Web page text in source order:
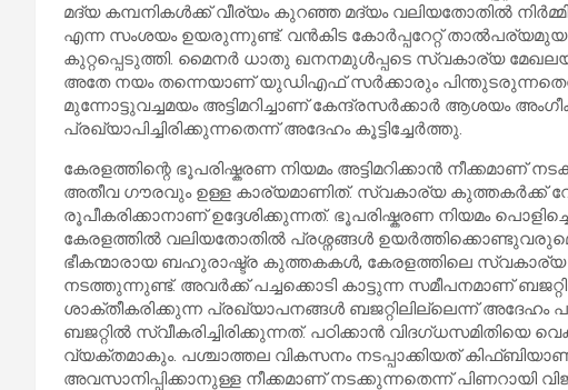
മദ്യ കമ്പനികൾക്ക് വീര്യം കുറഞ്ഞ മദ്യം വലിയതോതിൽ
എന്ന സംശയം ഉയരുന്നുണ്ട്. വൻകിട കോർപ്പറേറ്റ്
കുറ്റപ്പെടുത്തി. മൈനർ ധാതു ഖനനമുൾപ്പടെ സ്വകാര്യ
അതേ നയം തന്നെയാണ് യുഡിഎഫ് സർക്കാരും
മുന്നോട്ടുവച്ചമയം അട്ടിമറിച്ചാണ് കേന്ദ്രസർക്കാർ ആശയം
പ്രഖ്യാപിച്ചിരിക്കുന്നതെന്ന് അദേഹം കൂട്ടിച്ചേർ‌ത്തു.
കേരളത്തിന്റെ ഭൂപരിഷ്കരണ നിയമം അട്ടിമറിക്കാൻ നീക്കമാണ്
അതീവ ഗൗരവും ഉള്ള കാര്യമാണിത്. സ്വകാര്യ കുത്തകർക്ക്
രൂപീകരിക്കാനാണ് ഉദ്ദേശിക്കുന്നത്. ഭൂപരിഷ്കരണ നിയമം
കേരളത്തിൽ വലിയതോതിൽ പ്രശ്നങ്ങൾ
ഭീകന്മാരായ ബഹുരാഷ്ട്ര കുത്തകകൾ, കേരളത്തിലെ
നടത്തുന്നുണ്ട്. അവർക്ക് പച്ചക്കൊടി കാട്ടുന്ന സമീപനമാണ്
ശാക്തീകരിക്കുന്ന പ്രഖ്യാപനങ്ങൾ ബജറ്റിലില്ലെന്ന്
ബജറ്റിൽ സ്വീകരിച്ചിരിക്കുന്നത്. പഠിക്കാൻ വിദഗ്ധസമിതിയെ
വ്യക്തമാകും. പശ്ചാത്തല വികസനം നടപ്പാക്കിയത്
അവസാനിപ്പിക്കാനുള്ള നീക്കമാണ് നടക്കുന്നതെന്ന്